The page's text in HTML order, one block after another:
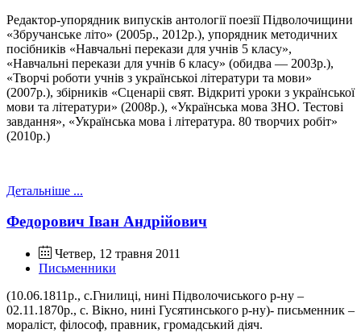
Редактор-упорядник випусків антології поезії Підволочищини
«Збручанське літо» (2005р., 2012р.), упорядник методичних
посібників «Навчальні перекази для учнів 5 класу»,
«Навчальні перекази для учнів 6 класу» (обидва — 2003р.),
«Творчі роботи учнів з українськоі літератури та мови»
(2007р.), збірників «Сценаріі свят. Відкриті уроки з української
мови та літератури» (2008р.), «Українська мова ЗНО. Тестові
завдання», «Українська мова і література. 80 творчих робіт»
(2010р.)
Детальніше ...
Федорович Іван Андрійович
Четвер, 12 травня 2011
Письменники
(10.06.1811р., с.Гнилиці, нині Підволочиського р-ну –
02.11.1870р., с. Вікно, нині Гусятинського р-ну)- письменник –
мораліст, філософ, правник, громадський діяч.